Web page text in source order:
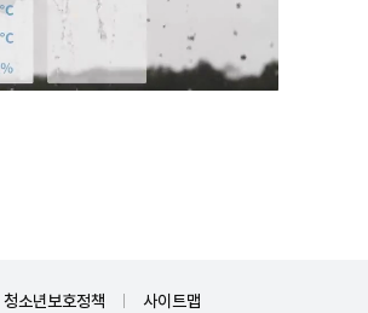
청소년보호정책 사이트맵